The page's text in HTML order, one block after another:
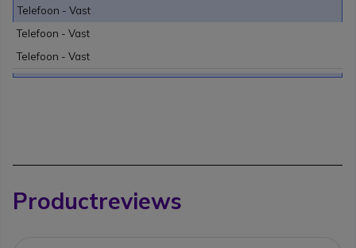
Telefoon - Vast
Telefoon - Vast
Telefoon - Vast
Productreviews